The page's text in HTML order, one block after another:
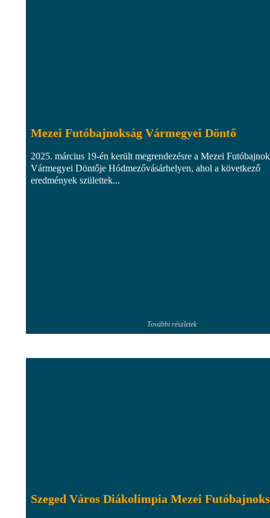
Mezei Futóbajnokság Vármegyei Döntő
2025. március 19-én került megrendezésre a Mezei
Vármegyei Döntője Hódmezővásárhelyen, ahol a következő
eredmények születtek...
További részletek
Szeged Város Diákolimpia Mezei